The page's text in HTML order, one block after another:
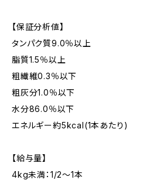
【保証分析値】
タンパク質9.0％以上
脂質1.5％以上
粗繊維0.3％以下
粗灰分1.0％以下
水分86.0％以下
エネルギー約5kcal(1本あたり)
【給与量】
4kg未満：1/2〜1本